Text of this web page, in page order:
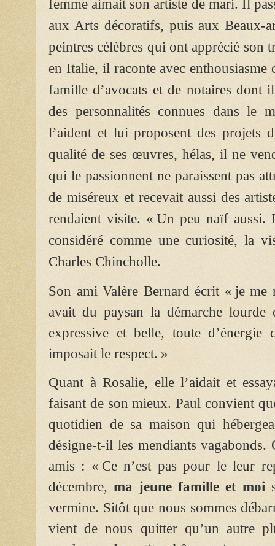
femme aimait son artiste de mari. Il
aux Arts décoratifs, puis aux Beaux-
peintres célèbres qui ont apprécié son
en Italie, il raconte avec enthousiasme
famille d’avocats et de notaires dont
des personnalités connues dans le
l’aident et lui proposent des projets
qualité de ses œuvres, hélas, il ne
qui le passionnent ne paraissent pas
de miséreux et recevait aussi des
rendaient visite. « Un peu naïf
considéré comme une curiosité, la
Charles Chincholle.
Son ami Valère Bernard écrit « je
avait du paysan la démarche
expressive et belle, toute d’énergie
imposait le respect. »
Quant à Rosalie, elle l’aidait et
faisant de son mieux. Paul convient
quotidien de sa maison qui
désigne-t-il les mendiants
amis : « Ce n’est pas pour le leur
décembre, ma jeune famille et moi
vermine. Sitôt que nous sommes
vient de nous quitter qu’un autre